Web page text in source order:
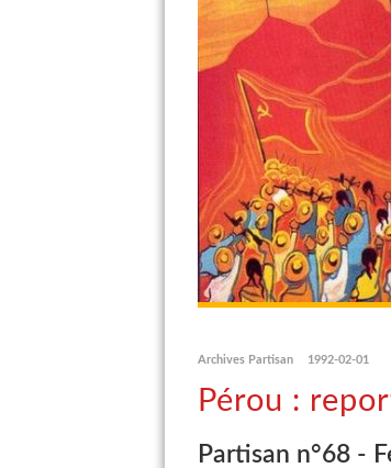
Archives Partisan 1992-02-01
Pérou :
Partisan n°68 -